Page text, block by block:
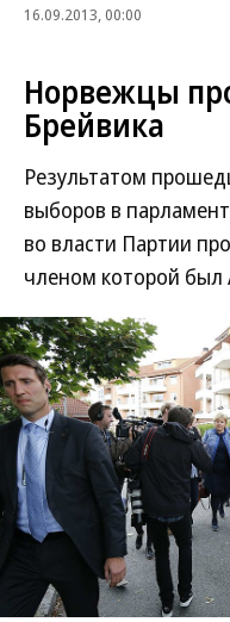
16.09.2013, 00:00
Норвежцы
Брейвика
Результатом
выборов в
во власти Партии
членом которой был